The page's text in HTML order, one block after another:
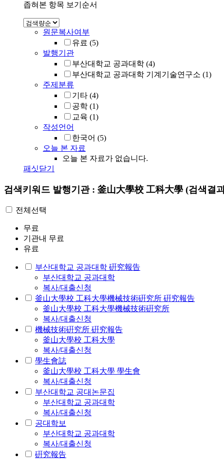
좁혀본 항목 보기순서
원문복사여부
유료 (5)
발행기관
부산대학교 공과대학 (4)
부산대학교 공과대학 기계기술연구소 (1)
주제분류
기타 (4)
공학 (1)
교육 (1)
작성언어
한국어 (5)
오늘 본 자료
오늘 본 자료가 없습니다.
패싯닫기
검색키워드 발행기관 : 釜山大學校 工科大學 (검색결
전체선택
무료
기관내 무료
유료
부산대학교 공과대학 硏究報告
부산대학교 공과대학
복사/대출신청
釜山大學校 工科大學機械技術硏究所 硏究報告
釜山大學校 工科大學機械技術硏究所
복사/대출신청
機械技術硏究所 硏究報告
釜山大學校 工科大學
복사/대출신청
學生會誌
釜山大學校 工科大學 學生會
복사/대출신청
부산대학교 공대논문집
부산대학교 공과대학
복사/대출신청
공대학보
부산대학교 공과대학
복사/대출신청
硏究報告